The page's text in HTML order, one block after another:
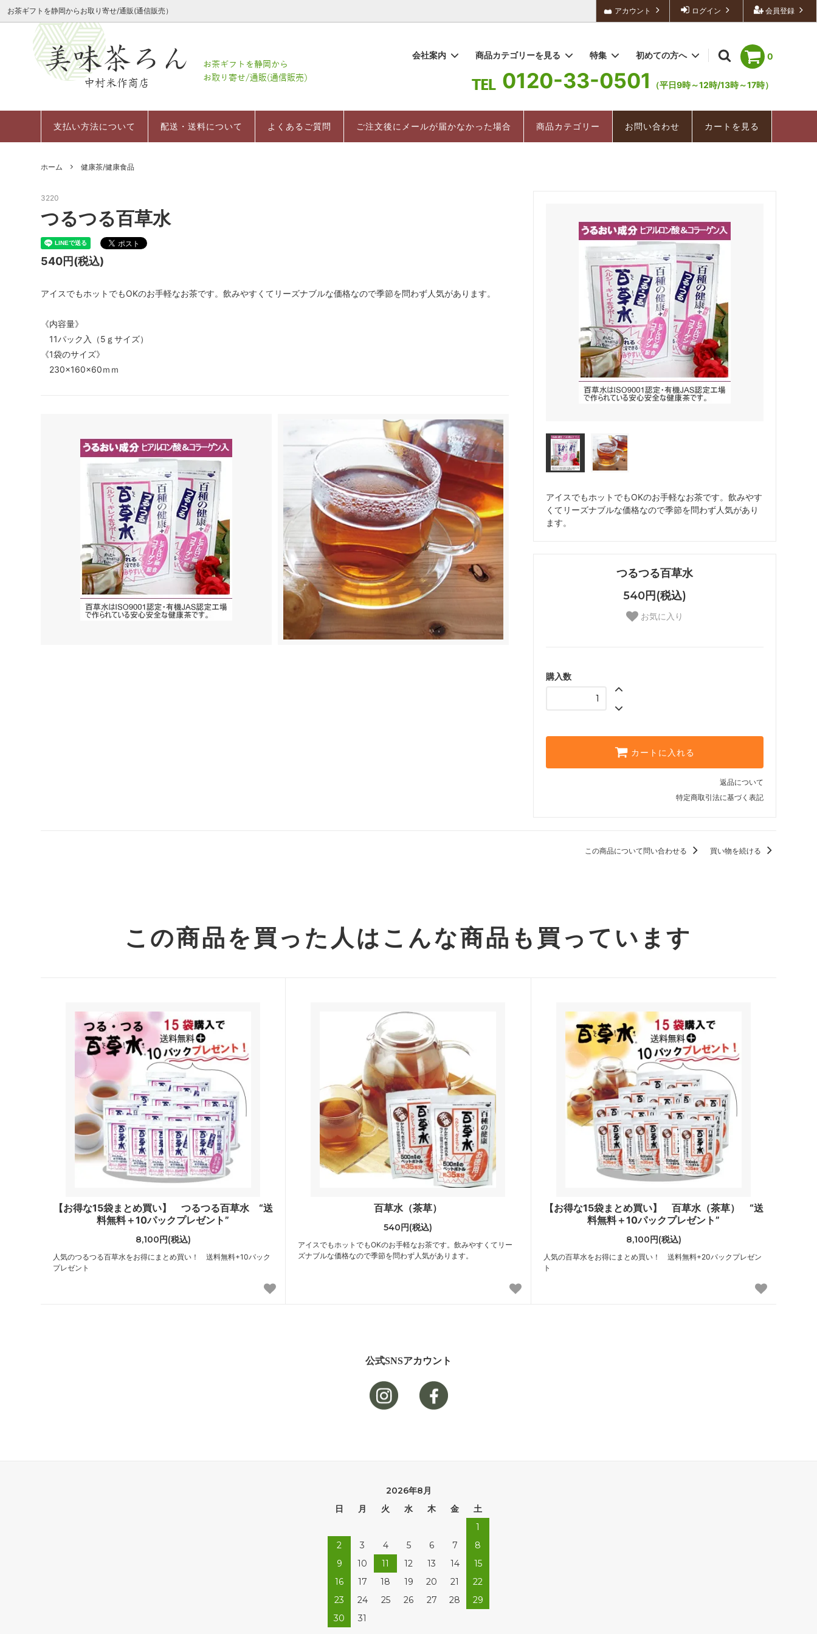
会員登録
ログイン
アカウント
お茶ギフトを静岡からお取り寄せ/通販(通信販売）
0
会社案内 商品カテゴリーを見る
粉末茶 幸せのお茶 まちこ 紅茶 お手軽茶（ティーバッグ）
冷茶/水出し茶 その他のお茶 健康茶/健康食品 美味紀行
お菓子（スイーツ）
特集
お祝いギフトミニ茶箱セット
日本茶インストラクター直伝 美味しい
お茶の入れ方
売上ランキング 深むし茶
初めての方へ
支払い方法について 返品について
0120-33-0501 （平日9時～12時/13時～17時）
支払い方法について 配送・送料について よくあるご質問 ご注文後にメールが届かなかった場合 商品カテゴリー お問い合わせ カートを見る
ホーム 健康茶/健康食品
アイスでもホットでもOKのお手軽なお茶です。飲みやす
くてリーズナブルな価格なので季節を問わず人気があり
ます。
つるつる百草水
540円(税込)
お気に入り
購入数
カートに入れる
返品について
特定商取引法に基づく表記
3220
つるつる百草水
540円(税込)
アイスでもホットでもOKのお手軽なお茶です。飲みやすくてリーズナブルな価格なので季節を問わず人気があります。
《内容量》
11パック入（5ｇサイズ）
《1袋のサイズ》
230×160×60ｍｍ
この商品について問い合わせる 買い物を続ける
この商品を買った人は こんな商品も買っています
【お得な15袋まとめ買い】 つるつる百草水 “送
料無料＋10パックプレゼント”
8,100円(税込)
人気のつるつる百草水をお得にまとめ買い！ 送料無料+10パック
プレゼント
百草水（茶草）
540円(税込)
アイスでもホットでもOKのお手軽なお茶です。飲みやすくてリー
ズナブルな価格なので季節を問わず人気があります。
【お得な15袋まとめ買い】 百草水（茶草） “送
料無料＋10パックプレゼント”
8,100円(税込)
人気の百草水をお得にまとめ買い！ 送料無料+20パックプレゼン
ト
公式SNSアカウント
2026年8月
日
月 火 水 木 金
土
1
2
3 4 5 6 7
8
9
10 11 12 13 14
15
16
17 18 19 20 21
22
23
24 25 26 27 28
29
30
31